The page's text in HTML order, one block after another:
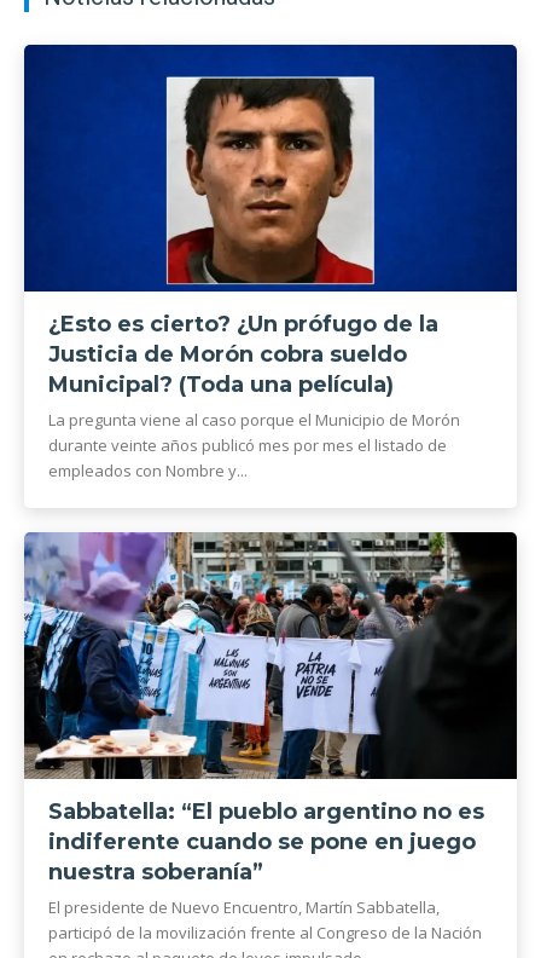
¿Esto es cierto? ¿Un prófugo de la
Justicia de Morón cobra sueldo
Municipal? (Toda una película)
La pregunta viene al caso porque el Municipio de Morón
durante veinte años publicó mes por mes el listado de
empleados con Nombre y...
Sabbatella: “El pueblo argentino no es
indiferente cuando se pone en juego
nuestra soberanía”
El presidente de Nuevo Encuentro, Martín Sabbatella,
participó de la movilización frente al Congreso de la Nación